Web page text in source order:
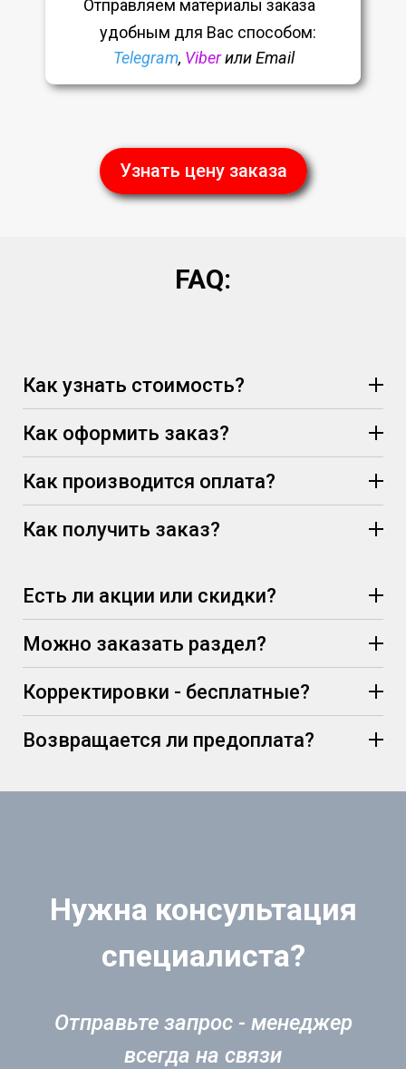
Отправляем материалы заказа
удобным для Вас способом:
Telegram, Viberили Email
Узнать цену заказа
FAQ:
Как узнать стоимость?
Как оформить заказ?
Как производится оплата?
Как получить заказ?
Есть ли акции или скидки?
Можно заказать раздел?
Корректировки - бесплатные?
Возвращается ли предоплата?
Нужна консультация
специалиста?
Отправьте запрос - менеджер
всегда на связи